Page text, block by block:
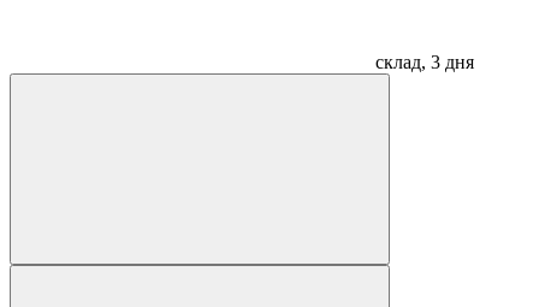
склад, 3 дня